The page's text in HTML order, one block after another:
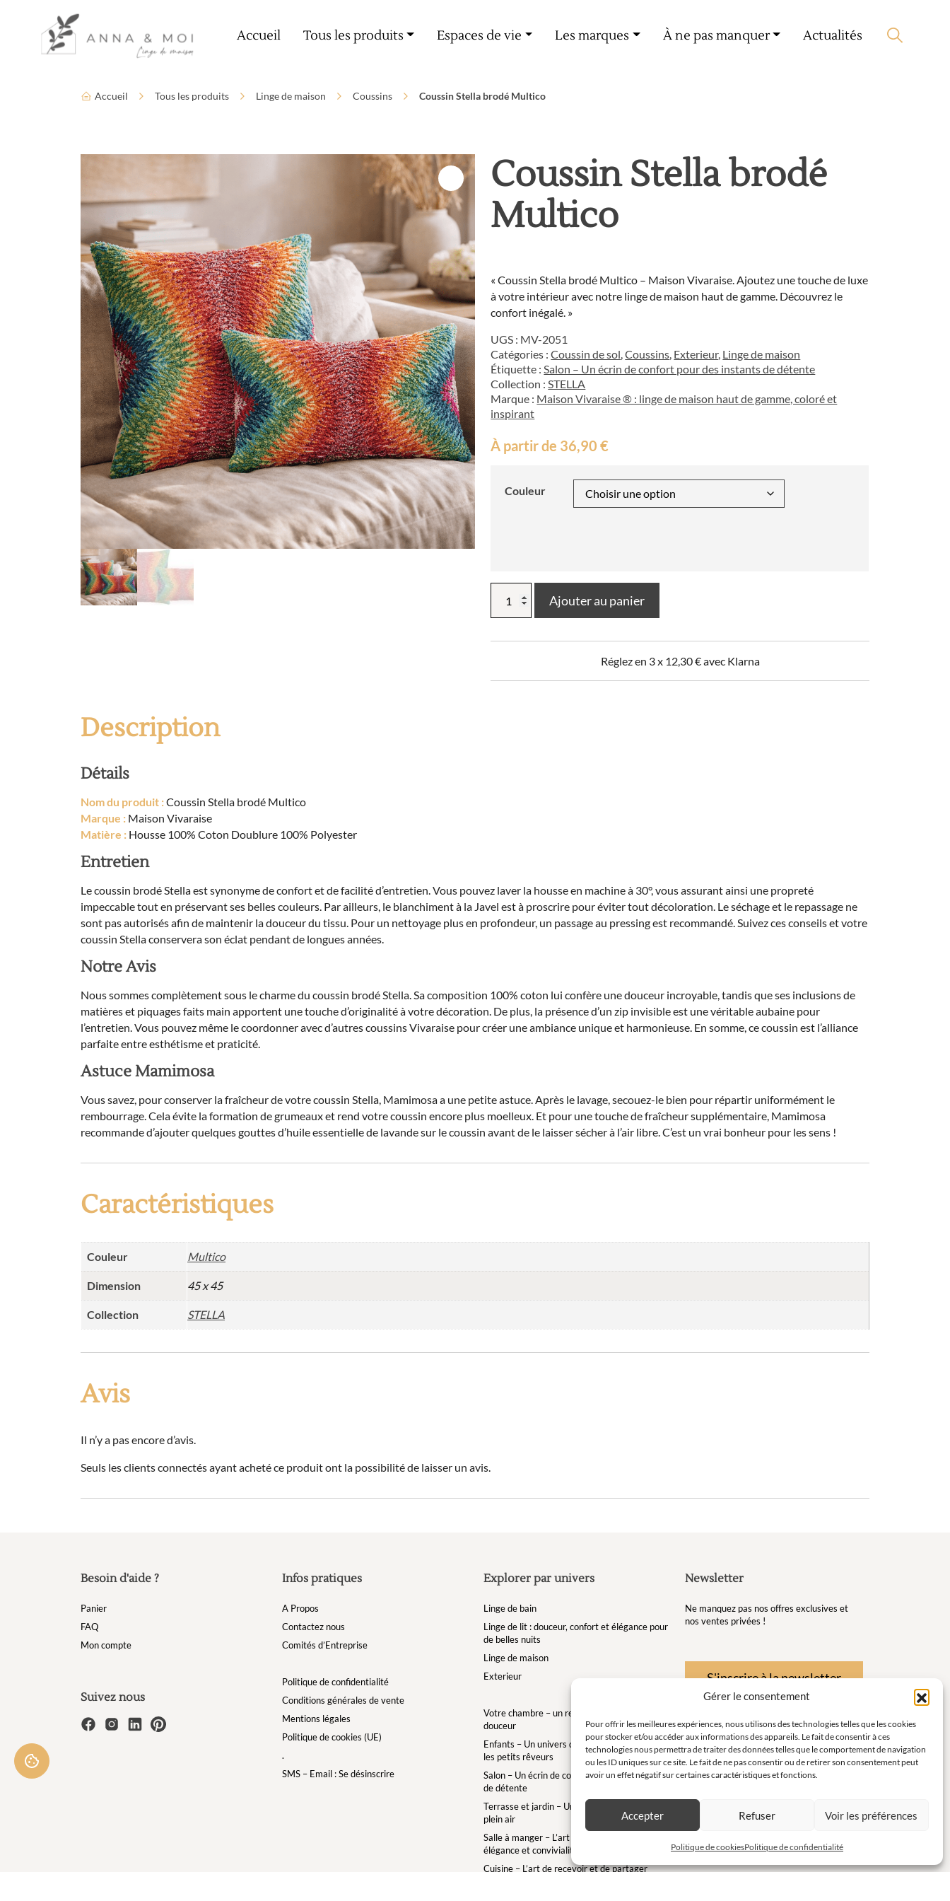
Gérer le consentement
Pour offrir les meilleures expériences, nous utilisons des technologies telles que les cookies
pour stocker et/ou accéder aux informations des appareils. Le fait de consentir à ces
technologies nous permettra de traiter des données telles que le comportement de navigation
ou les ID uniques sur ce site. Le fait de ne pas consentir ou de retirer son consentement peut
avoir un effet négatif sur certaines caractéristiques et fonctions.
Accepter Refuser Voir les préférences
Politique de cookiesPolitique de confidentialité
Paramètres d’accessibilité
Accueil Tous les produits Espaces de vie Les marques À ne pas manquer Actualités
Accueil Tous les produits Linge de maison Coussins Coussin Stella brodé Multico
Coussin Stella brodé
Multico
« Coussin Stella brodé Multico – Maison Vivaraise. Ajoutez une touche de luxe
à votre intérieur avec notre linge de maison haut de gamme. Découvrez le
confort inégalé. »
UGS : MV-2051
Catégories :Coussin de sol,Coussins, Exterieur, Linge de maison
Étiquette :Salon – Un écrin de confort pour des instants de détente
Collection :STELLA
Marque : Maison Vivaraise ® : linge de maison haut de gamme, coloré et
inspirant
À partir de 36,90€
Couleur
Coussin
Ajouter au panier
Réglez en 3 x 12,30€avec Klarna
Description
Détails
Nom du produit :Coussin Stella brodé Multico
Marque : Maison Vivaraise
Matière : Housse 100% Coton Doublure 100% Polyester
Entretien
Le coussin brodé Stella est synonyme de confort et de facilité d’entretien. Vous pouvez laver la housse en machine à 30°, vous assurant ainsi une propreté
impeccable tout en préservant ses belles couleurs. Par ailleurs, le blanchiment à la Javel est à proscrire pour éviter tout décoloration. Le séchage et le repassage ne
sont pas autorisés afin de maintenir la douceur du tissu. Pour un nettoyage plus en profondeur, un passage au pressing est recommandé. Suivez ces conseils et votre
coussin Stella conservera son éclat pendant de longues années.
Notre Avis
Nous sommes complètement sous le charme du coussin brodé Stella. Sa composition 100% coton lui confère une douceur incroyable, tandis que ses inclusions de
matières et piquages faits main apportent une touche d’originalité à votre décoration. De plus, la présence d’un zip invisible est une véritable aubaine pour
l’entretien. Vous pouvez même le coordonner avec d’autres coussins Vivaraise pour créer une ambiance unique et harmonieuse. En somme, ce coussin est l’alliance
parfaite entre esthétisme et praticité.
Astuce Mamimosa
Vous savez, pour conserver la fraîcheur de votre coussin Stella, Mamimosa a une petite astuce. Après le lavage, secouez-le bien pour répartir uniformément le
rembourrage. Cela évite la formation de grumeaux et rend votre coussin encore plus moelleux. Et pour une touche de fraîcheur supplémentaire, Mamimosa
recommande d’ajouter quelques gouttes d’huile essentielle de lavande sur le coussin avant de le laisser sécher à l’air libre. C’est un vrai bonheur pour les sens !
Caractéristiques
Couleur Multico
Dimension 45 x 45
Collection STELLA
Avis
Il n’y a pas encore d’avis.
Seuls les clients connectés ayant acheté ce produit ont la possibilité de laisser un avis.
Besoin d'aide ?
Panier
FAQ
Mon compte
Suivez nous
Infos pratiques
A Propos
Contactez nous
Comités d’Entreprise
Politique de confidentialité
Conditions générales de vente
Mentions légales
Politique de cookies (UE)
.
SMS – Email : Se désinscrire
Explorer par univers
Linge de bain
Linge de lit : douceur, confort et élégance pour
de belles nuits
Linge de maison
Exterieur
Votre chambre – un refuge de bien-être et de
douceur
Enfants – Un univers doux et enchanté pour
les petits rêveurs
Salon – Un écrin de confort pour des instants
de détente
Terrasse et jardin – Une bulle de confort en
plein air
Salle à manger – L’art de la table avec
élégance et convivialité
Cuisine – L’art de recevoir et de partager
Newsletter
Ne manquez pas nos offres exclusives et
nos ventes privées !
S'inscrire à la newsletter